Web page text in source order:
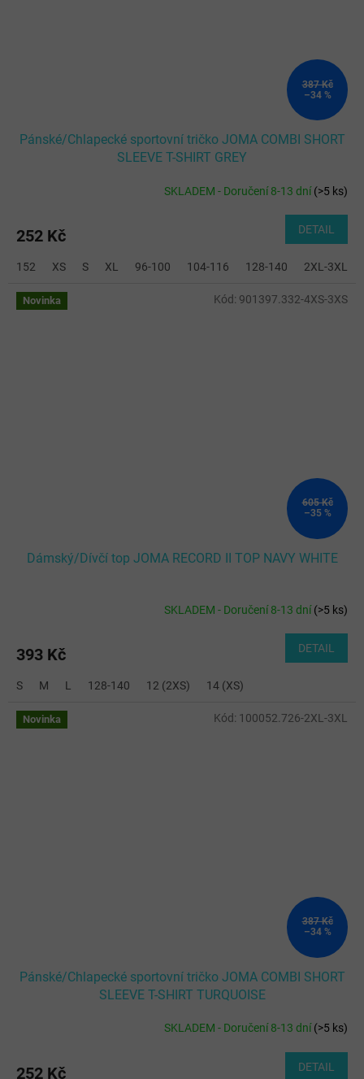
387 Kč
–34 %
Pánské/Chlapecké sportovní tričko JOMA COMBI SHORT
SLEEVE T-SHIRT GREY
SKLADEM - Doručení 8-13 dní(>5 ks)
252 Kč DETAIL
152 XS S XL 96-100 104-116 128-140 2XL-3XL
Novinka
605 Kč
–35 %
Dámský/Dívčí top JOMA RECORD II TOP NAVY WHITE
SKLADEM - Doručení 8-13 dní(>5 ks)
393 Kč DETAIL
S M L 128-140 12 (2XS) 14 (XS)
Kód: 901397.332-4XS-3XS
Novinka
387 Kč
–34 %
Pánské/Chlapecké sportovní tričko JOMA COMBI SHORT
SLEEVE T-SHIRT TURQUOISE
SKLADEM - Doručení 8-13 dní(>5 ks)
252 Kč DETAIL
Kód: 100052.726-2XL-3XL